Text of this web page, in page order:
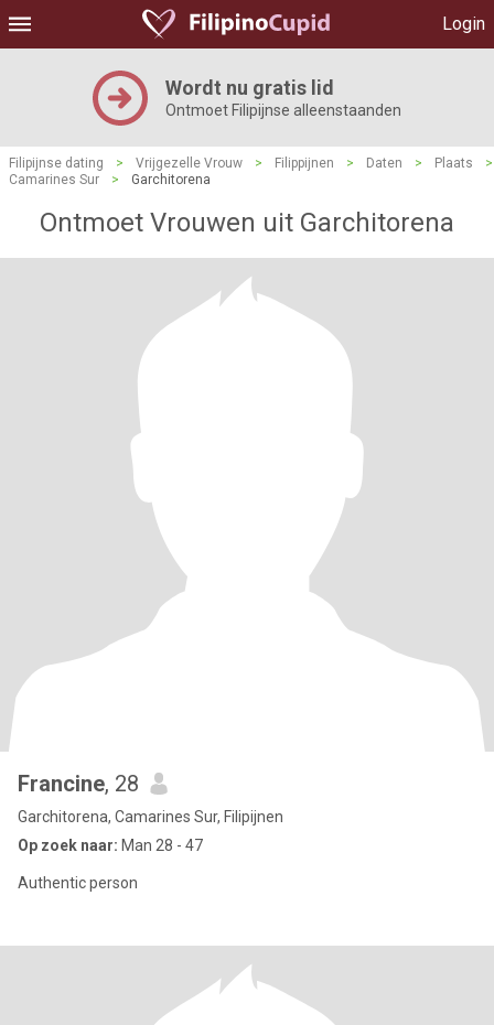
Login
Wordt nu gratis lid
Ontmoet Filipijnse alleenstaanden
Filipijnse dating > Vrijgezelle Vrouw > Filippijnen > Daten > Plaats
>
Camarines Sur
> Garchitorena
Ontmoet Vrouwen uit Garchitorena
Francine, 28
Garchitorena, Camarines Sur, Filipijnen
Op zoek naar: Man 28 - 47
Authentic person